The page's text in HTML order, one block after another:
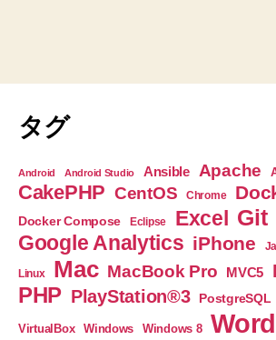
タグ
Android Android Studio Ansible Apache
CakePHP CentOS Chrome
Docker Compose Eclipse Excel Git
Google Analytics iPhone
Linux Mac MacBook Pro MVC5
PHP PlayStation®3 PostgreSQL
VirtualBox Windows Windows 8